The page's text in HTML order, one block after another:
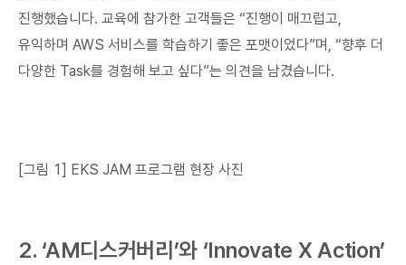
진행했습니다. 교육에 참가한 고객들은 “진행이 매끄럽고,
유익하며 AWS 서비스를 학습하기 좋은 포맷이었다”며, “향후 더
다양한 Task를 경험해 보고 싶다”는 의견을 남겼습니다.
[그림 1] EKS JAM 프로그램 현장 사진
2. ‘AM디스커버리’와 ‘Innovate X Action’